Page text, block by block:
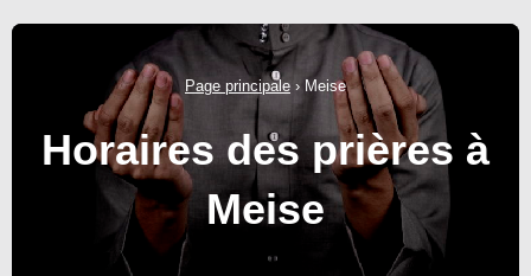
Page principale › Meise
Horaires des prières à
Meise